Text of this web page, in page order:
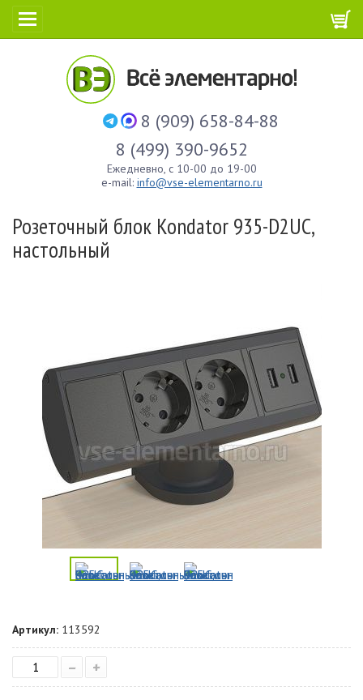
8 (909) 658-84-88
8 (499) 390-9652
Ежедневно, с 10-00 до 19-00
e-mail: info@vse-elementarno.ru
Розеточный блок Kondator 935-D2UC,
настольный
Артикул: 113592
– +